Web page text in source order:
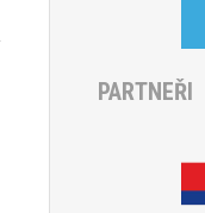
PARTNEŘI